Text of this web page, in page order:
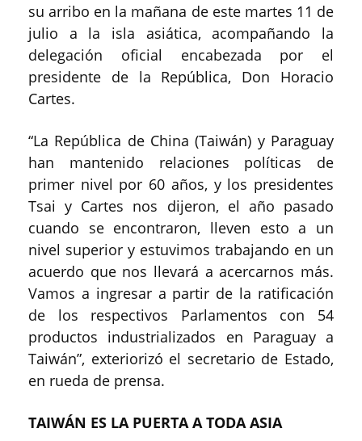
su arribo en la mañana de este martes 11 de
julio a la isla asiática, acompañando la
delegación oficial encabezada por el
presidente de la República, Don Horacio
Cartes.
“La República de China (Taiwán) y Paraguay
han mantenido relaciones políticas de
primer nivel por 60 años, y los presidentes
Tsai y Cartes nos dijeron, el año pasado
cuando se encontraron, lleven esto a un
nivel superior y estuvimos trabajando en un
acuerdo que nos llevará a acercarnos más.
Vamos a ingresar a partir de la ratificación
de los respectivos Parlamentos con 54
productos industrializados en Paraguay a
Taiwán”, exteriorizó el secretario de Estado,
en rueda de prensa.
TAIWÁN ES LA PUERTA A TODA ASIA